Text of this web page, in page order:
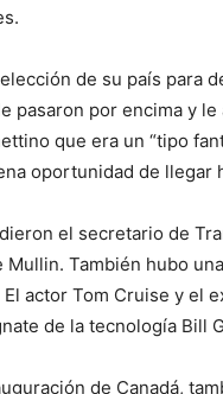
de su país para
pasaron por encima y
que era un “tipo
oportunidad de llegar
el secretario de
También hubo
actor Tom Cruise y el
de la tecnología Bill
de Canadá,